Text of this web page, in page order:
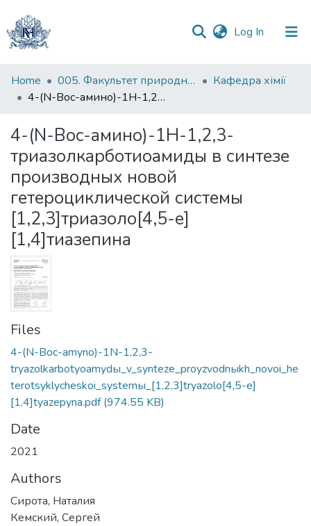
Log In (current)
Communities
&
All of DSpace
Statistics
Home 005. Факультет природничих наук
Кафедра хімії
4-(N-Boc-амино)-1Н-1,2,3-триазолкарботиоамиды в синтезе производных новой гетероциклической системы [1,2,3]триазоло[4,5-e][1,4]тиазепина
4-(N-Boc-амино)-1Н-1,2,3-
триазолкарботиоамиды в синтезе
производных новой
гетероциклической системы
[1,2,3]триазоло[4,5-e]
[1,4]тиазепина
Files
4-(N-Boc-amyno)-1N-1,2,3-
tryazolkarbotyoamydы_v_synteze_proyzvodnыkh_novoi_he
terotsyklycheskoi_systemы_[1,2,3]tryazolo[4,5-e]
[1,4]tyazepyna.pdf(974.55 KB)
Date
2021
Authors
Сирота, Наталия
Кемский, Сергей